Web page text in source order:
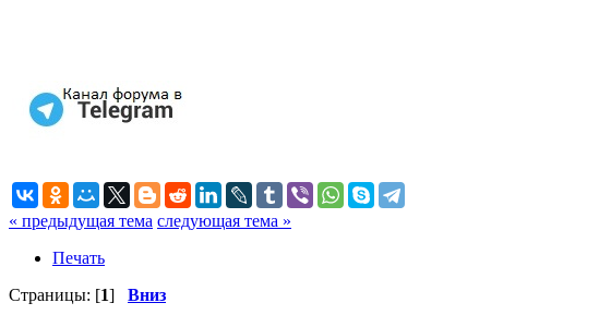
« предыдущая тема следующая тема »
Печать
Страницы: [1] Вниз